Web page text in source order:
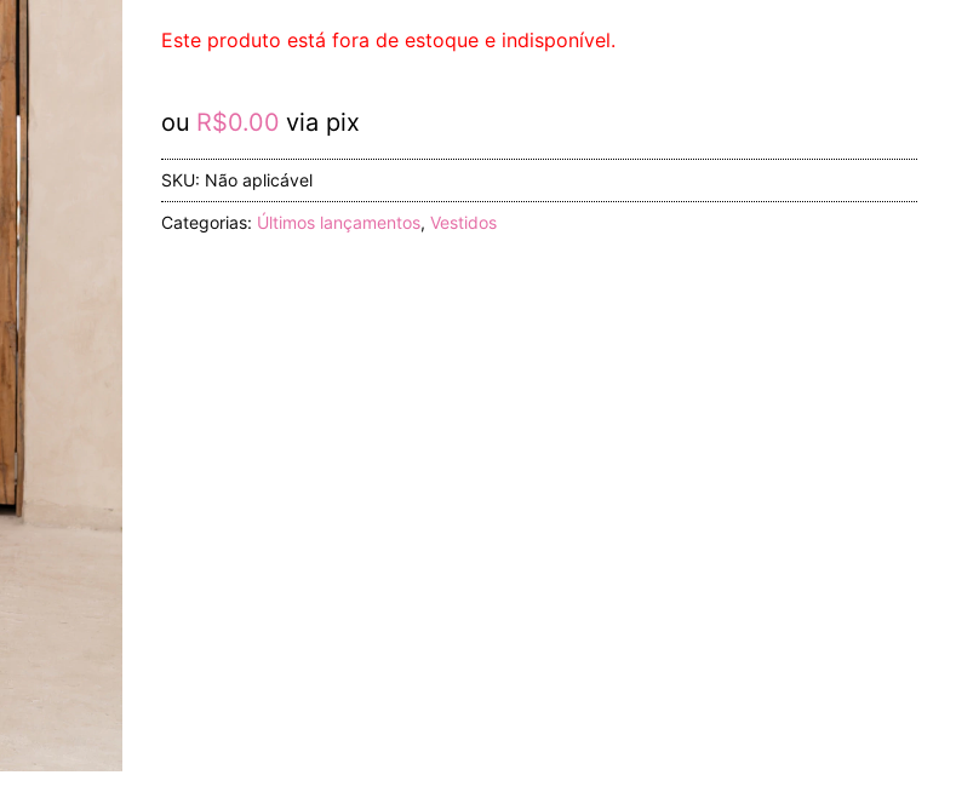
Este produto está fora de estoque e indisponível.
ou R$0.00 via pix
SKU: Não aplicável
Categorias: Últimos lançamentos, Vestidos